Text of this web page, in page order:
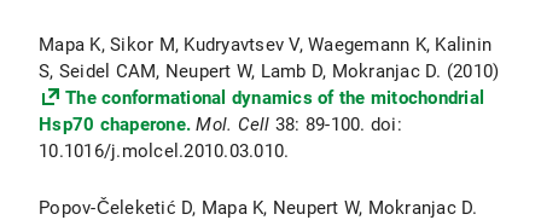
Mapa K, Sikor M, Kudryavtsev V, Waegemann K, Kalinin
S, Seidel CAM, Neupert W, Lamb D, Mokranjac D. (2010)
The conformational dynamics of the mitochondrial
Hsp70 chaperone. Mol. Cell 38: 89-100. doi:
10.1016/j.molcel.2010.03.010.
Popov-Čeleketić D, Mapa K, Neupert W, Mokranjac D.